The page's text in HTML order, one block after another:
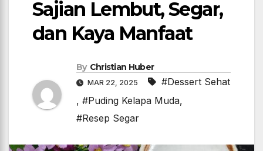
Sajian Lembut, Segar,
dan Kaya Manfaat
By Christian Huber
MAR 22, 2025
#Dessert Sehat
, #Puding Kelapa Muda,
#Resep Segar